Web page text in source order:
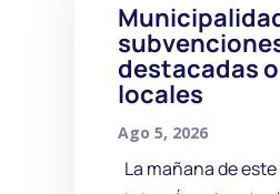
destacadas
locales
Ago 5, 2026
La mañana de